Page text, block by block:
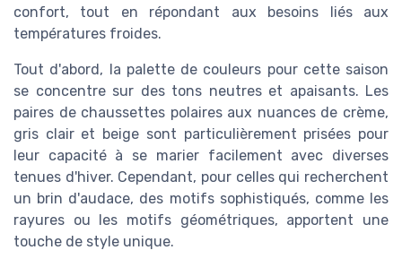
confort, tout en répondant aux besoins liés aux
températures froides.
Tout d'abord, la palette de couleurs pour cette saison
se concentre sur des tons neutres et apaisants. Les
paires de chaussettes polaires aux nuances de crème,
gris clair et beige sont particulièrement prisées pour
leur capacité à se marier facilement avec diverses
tenues d'hiver. Cependant, pour celles qui recherchent
un brin d'audace, des motifs sophistiqués, comme les
rayures ou les motifs géométriques, apportent une
touche de style unique.